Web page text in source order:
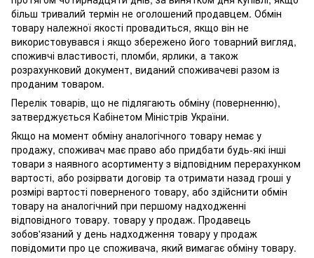
більш тривалий термін не оголошений продавцем. Обмін
товару належної якості провадиться, якщо він не
використовувався і якщо збережено його товарний вигляд,
споживчі властивості, пломби, ярлики, а також
розрахунковий документ, виданий споживачеві разом із
проданим товаром.
Перелік товарів, що не підлягають обміну (поверненню),
затверджується Кабінетом Міністрів України.
Якщо на момент обміну аналогічного товару немає у
продажу, споживач має право або придбати будь-які інші
товари з наявного асортименту з відповідним перерахунком
вартості, або розірвати договір та отримати назад гроші у
розмірі вартості поверненого товару, або здійснити обмін
товару на аналогічний при першому надходженні
відповідного товару. товару у продаж. Продавець
зобов'язаний у день надходження товару у продаж
повідомити про це споживача, який вимагає обміну товару.